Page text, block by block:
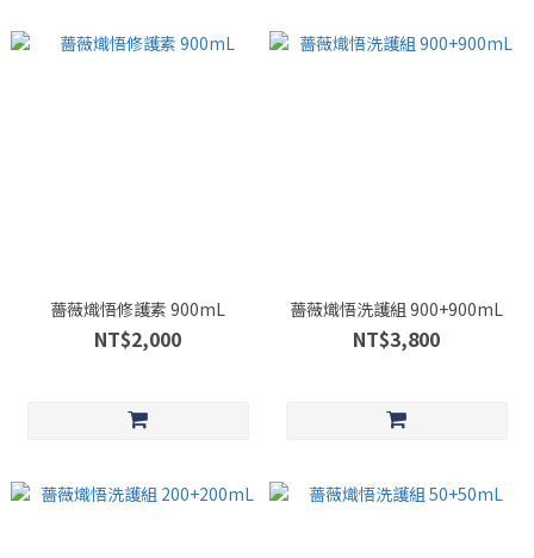
薔薇熾悟修護素 900mL
NT$2,000
薔薇熾悟洗護組 900+900mL
NT$3,800